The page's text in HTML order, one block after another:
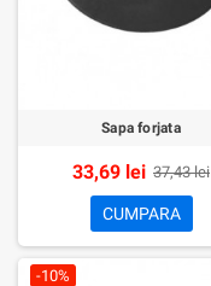
Sapa forjata
33,69 lei 37,43 lei
CUMPARA
-10%